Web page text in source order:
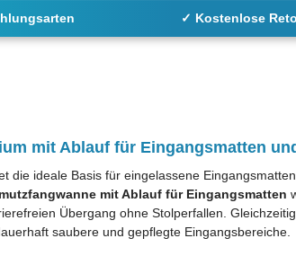
✓ Kostenlose
mit Ablauf für Eingangsmatten
die ideale Basis für eingelassene
mit Ablauf für Eingangsmatten
Übergang ohne Stolperfallen.
saubere und gepflegte Eingangsbereiche.